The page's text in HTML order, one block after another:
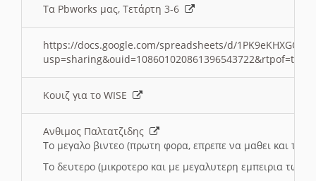
Τα Pbworks μας, Τετάρτη 3-6
https://docs.google.com/spreadsheets/d/
Κουιζ για το WISE
Ανθιμος Παλτατζιδης
Το μεγαλο βιντεο (πρωτη φορα, επρεπε να μαθει και το
Το δευτερο (μικροτερο και με μεγαλυτερη εμπειρια